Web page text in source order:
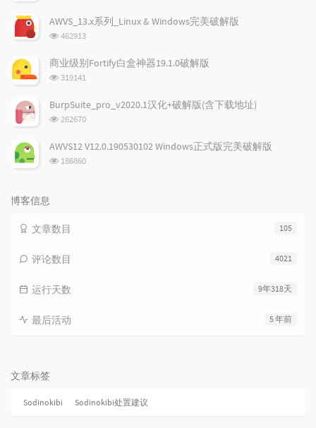
次
AWVS_13.x系列_Linux & Windows完美破解版
浏
次
462913
商业级别Fortify白盒神器19.1.0破解版
浏
次
数:
319141
BurpSuite_pro_v2020.1汉化+破解版(含下载地址)
浏
次
262670
AWVS12 V12.0.190530102 Windows正式版完美破解版
浏
186860
博客信息
105
文章数目
4021
评论数目
9年318天
运行天数
5 年前
最后活动
文章标签
Sodinokibi Sodinokibi处置建议